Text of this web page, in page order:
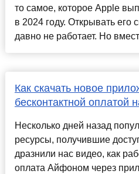
то самое, которое Apple
в 2024 году. Открывать
давно не работает. Но
Как скачать новое
бесконтактной оплатой
Несколько дней назад
ресурсы, получившие
дразнили нас видео, как
оплата Айфоном через